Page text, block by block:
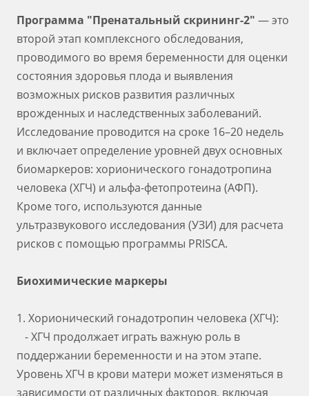
Программа "Пренатальный скрининг-2" — это
второй этап комплексного обследования,
проводимого во время беременности для оценки
состояния здоровья плода и выявления
возможных рисков развития различных
врожденных и наследственных заболеваний.
Исследование проводится на сроке 16–20 недель
и включает определение уровней двух основных
биомаркеров: хорионического гонадотропина
человека (ХГЧ) и альфа-фетопротеина (АФП).
Кроме того, используются данные
ультразвукового исследования (УЗИ) для расчета
рисков с помощью программы PRISCA.
Биохимические маркеры
1. Хорионический гонадотропин человека (ХГЧ):
- ХГЧ продолжает играть важную роль в
поддержании беременности и на этом этапе.
Уровень ХГЧ в крови матери может изменяться в
зависимости от различных факторов, включая